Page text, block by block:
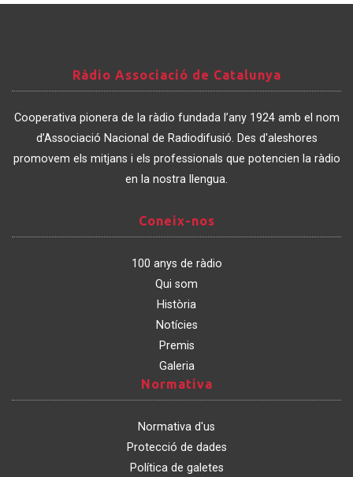
Associació
de
Catalunya
Ràdio Associació de Catalunya
Cooperativa pionera de la ràdio fundada l’any 1924 amb el nom
d’Associació Nacional de Radiodifusió. Des d'aleshores
promovem els mitjans i els professionals que potencien la ràdio
en la nostra llengua.
nos
Coneix-nos
100 anys de ràdio
Qui som
Història
Notícies
Premis
Galeria
Normativa
Normativa d'us
Protecció de dades
Política de galetes